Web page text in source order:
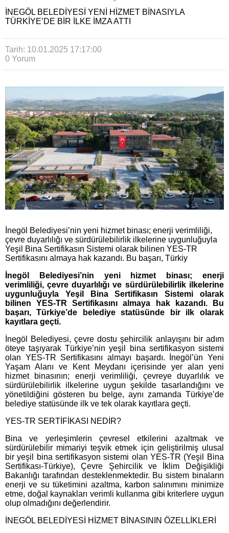
İNEGÖL BELEDIYESI YENI HIZMET BINASIYLA
TÜRKIYE’DE BIR İLKE İMZA ATTI
Tarih: 10.01.2025 17:17:00
0 Yorum
İnegöl Belediyesi’nin yeni hizmet binası; enerji verimliliği,
çevre duyarlılığı ve sürdürülebilirlik ilkelerine uygunluğuyla
Yeşil Bina Sertifikasın Sistemi olarak bilinen YES-TR
Sertifikasını almaya hak kazandı. Bu başarı, Türkiy
İnegöl Belediyesi’nin yeni hizmet binası; enerji
verimliliği, çevre duyarlılığı ve sürdürülebilirlik ilkelerine
uygunluğuyla Yeşil Bina Sertifikasın Sistemi olarak
bilinen YES-TR Sertifikasını almaya hak kazandı. Bu
başarı, Türkiye’de belediye statüsünde bir ilk olarak
kayıtlara geçti.
İnegöl Belediyesi, çevre dostu şehircilik anlayışını bir adım
öteye taşıyarak Türkiye’nin yeşil bina sertifikasyon sistemi
olan YES-TR Sertifikasını almayı başardı. İnegöl’ün Yeni
Yaşam Alanı ve Kent Meydanı içerisinde yer alan yeni
hizmet binasının; enerji verimliliği, çevreye duyarlılık ve
sürdürülebilirlik ilkelerine uygun şekilde tasarlandığını ve
yönetildiğini gösteren bu belge, aynı zamanda Türkiye’de
belediye statüsünde ilk ve tek olarak kayıtlara geçti.
YES-TR SERTİFİKASI NEDİR?
Bina ve yerleşimlerin çevresel etkilerini azaltmak ve
sürdürülebilir mimariyi teşvik etmek için geliştirilmiş ulusal
bir yeşil bina sertifikasyon sistemi olan YES-TR (Yeşil Bina
Sertifikası-Türkiye), Çevre Şehircilik ve İklim Değişikliği
Bakanlığı tarafından desteklenmektedir. Bu sistem binaların
enerji ve su tüketimini azaltma, karbon salınımını minimize
etme, doğal kaynakları verimli kullanma gibi kriterlere uygun
olup olmadığını değerlendirir.
İNEGÖL BELEDİYESİ HİZMET BİNASININ ÖZELLİKLERİ